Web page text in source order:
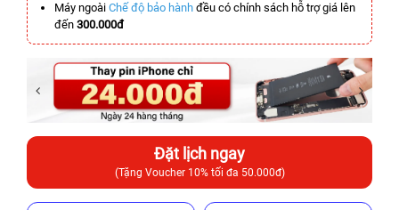
Máy ngoài Chế độ bảo hành đều có chính sách hỗ trợ giá lên
đến 300.000đ
Đặt lịch ngay
(Tặng Voucher 10% tối đa 50.000đ)